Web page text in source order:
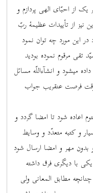
از احبّای الهی پردازم و
نیز از تأییدات عظیمۀ ربّ
این مورد چه توان نمود
تقی مرقوم نموده بودید
میشود و انشآءاللّه مسائل
وقت فرصت عنقریب جواب
اعاده شود تا امضا گردد و
و کتبه متعدّد و وسایط
مهر و امضا ارسال شود
یکی با دیگری فرق داشته
مطابق المعانی ولی